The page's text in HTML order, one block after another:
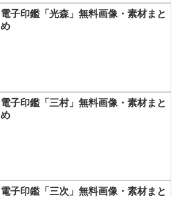
電子印鑑「光森」無料画像・素材まと
め
電子印鑑「三村」無料画像・素材まと
め
電子印鑑「三次」無料画像・素材まと